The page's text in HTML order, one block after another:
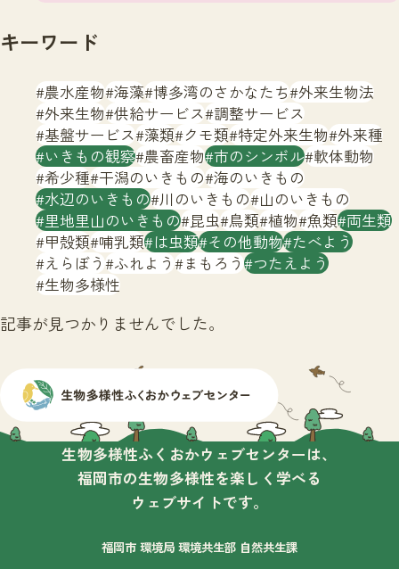
文字サイズ 小 中 大
生物多様性ふくおかウェブセンターとは
サイトマップ
キーワード
農水産物 海藻 博多湾のさかなたち 外来生物法
外来生物 供給サービス 調整サービス
基盤サービス 藻類 クモ類 特定外来生物 外来種
いきもの観察 農畜産物 市のシンボル 軟体動物
希少種 干潟のいきもの 海のいきもの
水辺のいきもの 川のいきもの 山のいきもの
里地里山のいきもの 昆虫 鳥類 植物 魚類 両生類
甲殻類 哺乳類 は虫類 その他動物 たべよう
えらぼう ふれよう まもろう つたえよう
生物多様性
記事が見つかりませんでした。
生物多様性ふくおかウェブセンターは、
福岡市の生物多様性を楽しく学べる
ウェブサイトです。
福岡市 環境局 環境共生部 自然共生課